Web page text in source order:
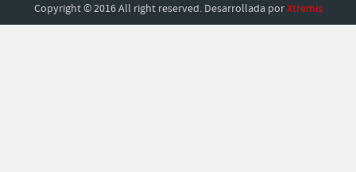
Copyright © 2016 All right reserved. Desarrollada porXtremis